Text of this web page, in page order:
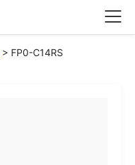
> FP0-C14RS